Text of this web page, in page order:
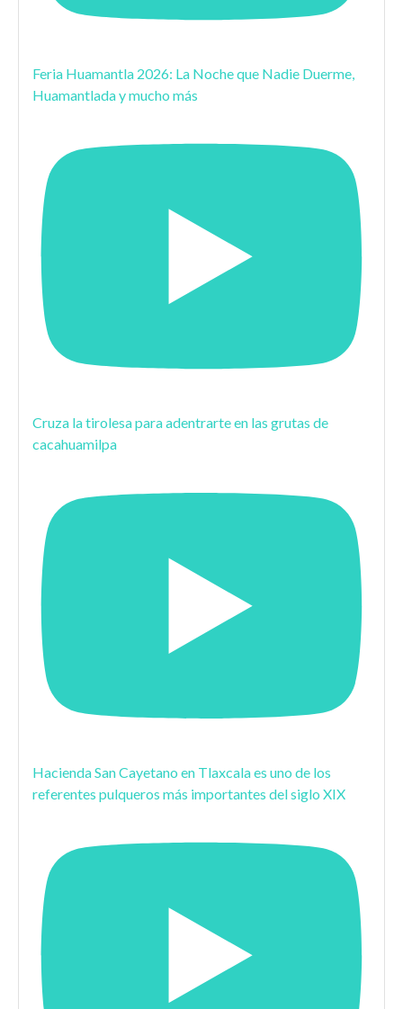
Feria Huamantla 2026: La Noche que Nadie Duerme,
Huamantlada y mucho más
Cruza la tirolesa para adentrarte en las grutas de
cacahuamilpa
Hacienda San Cayetano en Tlaxcala es uno de los
referentes pulqueros más importantes del siglo XIX